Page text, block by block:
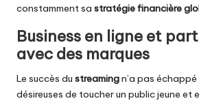
constamment sa stratégie financière
Business en ligne et
avec des marques
Le succès du streamingn’a pas
désireuses de toucher un public jeune et